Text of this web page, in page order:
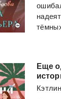
Еще